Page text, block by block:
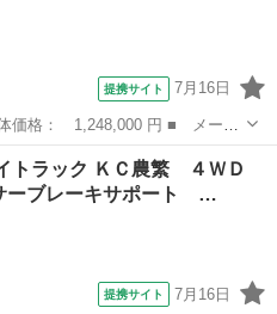
提携サイト 7月16日
イトラック ■ グレード名：
ルセンサーブレーキサポー
トラック ＫＣ農繁 ４ＷＤ
ーブレーキサポート …
提携サイト 7月16日